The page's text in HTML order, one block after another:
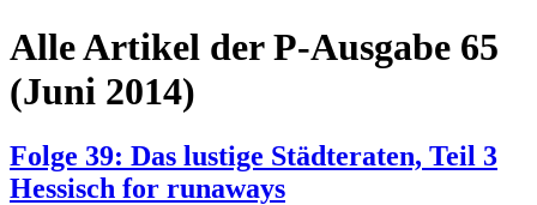
Alle Artikel der P-Ausgabe 65
(Juni 2014)
Folge 39: Das lustige Städteraten, Teil 3
Hessisch for runaways